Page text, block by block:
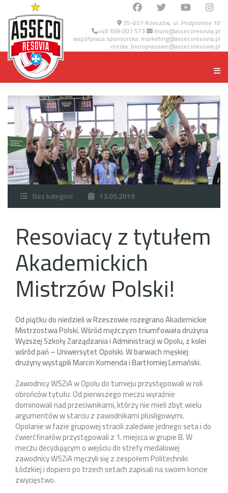
35-051 Rzeszów, ul. Podpromie 10
+48 669 001 573 biuro@assecoresovia.pl
współpraca sponsorska: marketing@assecoresovia.pl
media: biuroprasowe@assecoresovia.pl
Bez kategorii 13.05.2019
Resoviacy z tytułem
Akademickich
Mistrzów Polski!
Od piątku do niedzieli w Rzeszowie rozegrano Akademickie
Mistrzostwa Polski. Wśród mężczyzn triumfowała drużyna
Wyższej Szkoły Zarządzania i Administracji w Opolu, z kolei
wśród pań – Uniwersytet Opolski. W barwach męskiej
drużyny wystąpili Marcin Komenda i Bartłomiej Lemański.
Zawodnicy WSZiA w Opolu do turnieju przystępowali w roli
obrońców tytułu. Od pierwszego meczu wyraźnie
dominowali nad przeciwnikami, którzy nie mieli zbyt wielu
argumentów w starciu z zawodnikami plusligowymi.
Opolanie w fazie grupowej stracili zaledwie jednego seta i do
ćwierćfinałów przystępowali z 1. miejsca w grupie B. W
meczu decydującym o wejściu do strefy medalowej
zawodnicy WSZiA męczyli się z zespołem Politechniki
Łódzkiej i dopiero po trzech setach zapisali na swoim koncie
zwycięstwo.